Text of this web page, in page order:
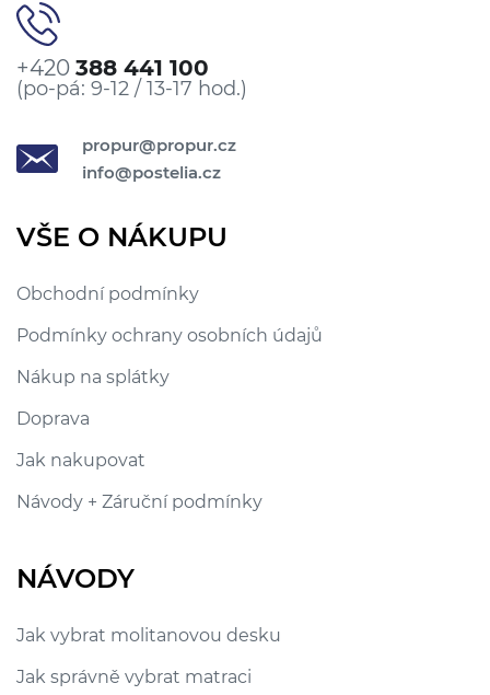
+420 388 441 100
(po-pá: 9-12 / 13-17 hod.)
propur@propur.cz
info@postelia.cz
VŠE O NÁKUPU
Obchodní podmínky
Podmínky ochrany osobních údajů
Nákup na splátky
Doprava
Jak nakupovat
Návody + Záruční podmínky
NÁVODY
Jak vybrat molitanovou desku
Jak správně vybrat matraci